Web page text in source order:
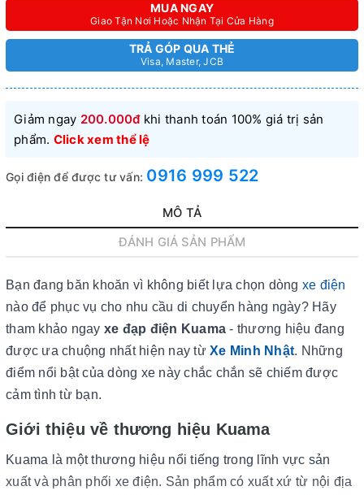
MUA NGAY
Giao Tận Nơi Hoặc Nhận Tại Cửa Hàng
TRẢ GÓP QUA THẺ
Visa, Master, JCB
Giảm ngay 200.000đkhi thanh toán 100% giá trị sản
phẩm. Click xem thể lệ
Gọi điện để được tư vấn: 0916 999 522
MÔ TẢ
ĐÁNH GIÁ SẢN PHẨM
Bạn đang băn khoăn vì không biết lựa chọn dòng xe điện
nào để phục vụ cho nhu cầu di chuyển hàng ngày? Hãy
tham khảo ngay xe đạp điện Kuama - thương hiệu đang
được ưa chuộng nhất hiện nay từ Xe Minh Nhật. Những
điểm nổi bật của dòng xe này chắc chắn sẽ chiếm được
cảm tình từ bạn.
Giới thiệu về thương hiệu Kuama
Kuama là một thương hiệu nổi tiếng trong lĩnh vực sản
xuất và phân phối xe điện. Sản phẩm có xuất xứ từ nội địa